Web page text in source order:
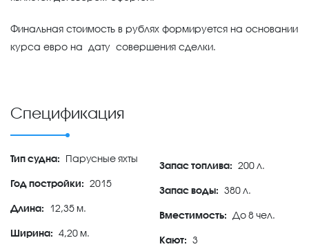
Финальная стоимость в рублях формируется на основании
курса евро на дату совершения сделки.
Спецификация
Тип судна: Парусные яхты
Год постройки: 2015
Длина: 12,35 м.
Ширина: 4,20 м.
Запас топлива: 200 л.
Запас воды: 380 л.
Вместимость: До 8 чел.
Кают: 3